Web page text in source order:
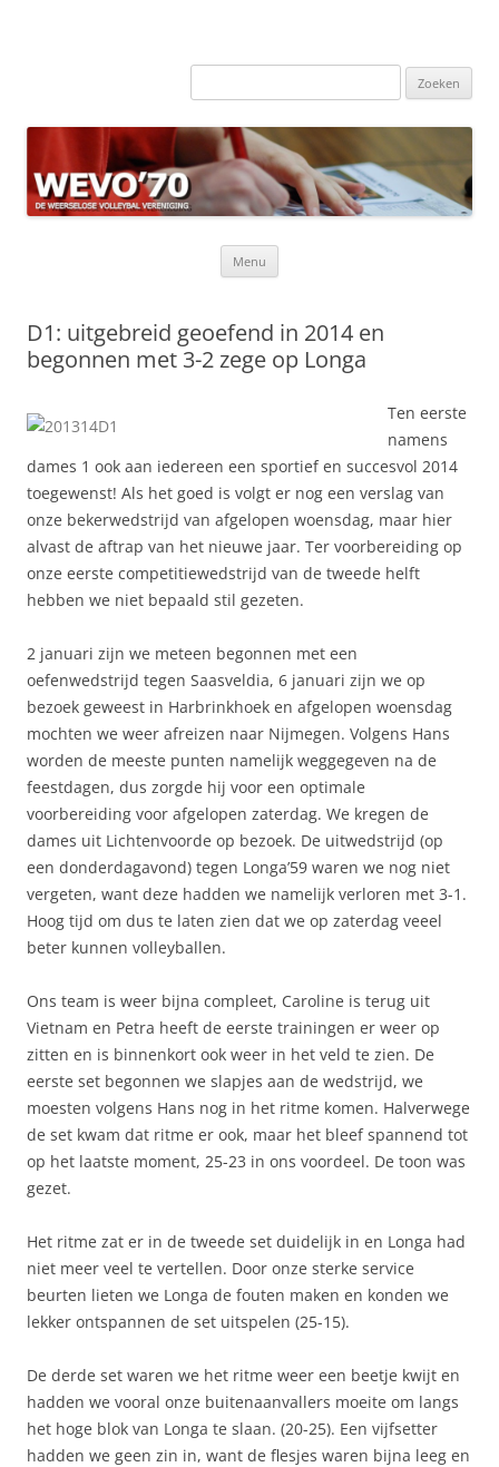
Zoeken
Menu
D1: uitgebreid geoefend in 2014 en
begonnen met 3-2 zege op Longa
Ten eerste
namens
dames 1 ook aan iedereen een sportief en succesvol 2014
toegewenst! Als het goed is volgt er nog een verslag van
onze bekerwedstrijd van afgelopen woensdag, maar hier
alvast de aftrap van het nieuwe jaar. Ter voorbereiding op
onze eerste competitiewedstrijd van de tweede helft
hebben we niet bepaald stil gezeten.
2 januari zijn we meteen begonnen met een
oefenwedstrijd tegen Saasveldia, 6 januari zijn we op
bezoek geweest in Harbrinkhoek en afgelopen woensdag
mochten we weer afreizen naar Nijmegen. Volgens Hans
worden de meeste punten namelijk weggegeven na de
feestdagen, dus zorgde hij voor een optimale
voorbereiding voor afgelopen zaterdag. We kregen de
dames uit Lichtenvoorde op bezoek. De uitwedstrijd (op
een donderdagavond) tegen Longa’59 waren we nog niet
vergeten, want deze hadden we namelijk verloren met 3-1.
Hoog tijd om dus te laten zien dat we op zaterdag veeel
beter kunnen volleyballen.
Ons team is weer bijna compleet, Caroline is terug uit
Vietnam en Petra heeft de eerste trainingen er weer op
zitten en is binnenkort ook weer in het veld te zien. De
eerste set begonnen we slapjes aan de wedstrijd, we
moesten volgens Hans nog in het ritme komen. Halverwege
de set kwam dat ritme er ook, maar het bleef spannend tot
op het laatste moment, 25-23 in ons voordeel. De toon was
gezet.
Het ritme zat er in de tweede set duidelijk in en Longa had
niet meer veel te vertellen. Door onze sterke service
beurten lieten we Longa de fouten maken en konden we
lekker ontspannen de set uitspelen (25-15).
De derde set waren we het ritme weer een beetje kwijt en
hadden we vooral onze buitenaanvallers moeite om langs
het hoge blok van Longa te slaan. (20-25). Een vijfsetter
hadden we geen zin in, want de flesjes waren bijna leeg en